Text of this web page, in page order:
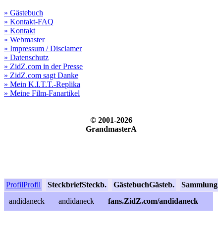
» Gästebuch
» Kontakt-FAQ
» Kontakt
» Webmaster
» Impressum / Disclamer
» Datenschutz
» ZidZ.com in der Presse
» ZidZ.com sagt Danke
» Mein K.I.T.T.-Replika
» Meine Film-Fanartikel
© 2001-2026
GrandmasterA
ProfilProfil SteckbriefSteckb. GästebuchGästeb. Sammlung
andidaneck
andidaneck fans.ZidZ.com/andidaneck